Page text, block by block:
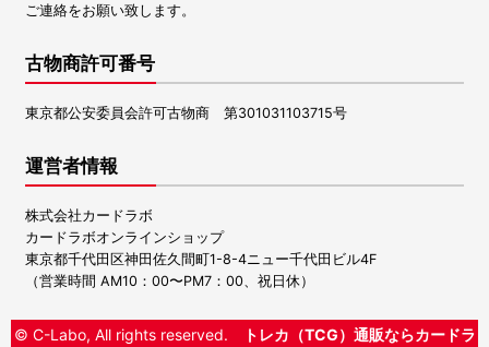
ご連絡をお願い致します。
古物商許可番号
東京都公安委員会許可古物商 第301031103715号
運営者情報
株式会社カードラボ
カードラボオンラインショップ
東京都千代田区神田佐久間町1-8-4ニュー千代田ビル4F
（営業時間 AM10：00〜PM7：00、祝日休）
© C-Labo, All rights reserved.
トレカ（TCG）通販ならカードラ